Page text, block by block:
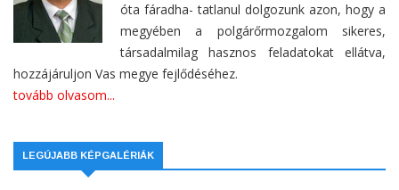
óta fáradha- tatlanul dolgozunk azon, hogy a
megyében a polgárőrmozgalom sikeres,
társadalmilag hasznos feladatokat ellátva,
hozzájáruljon Vas megye fejlődéséhez.
tovább olvasom...
LEGÚJABB KÉPGALÉRIÁK